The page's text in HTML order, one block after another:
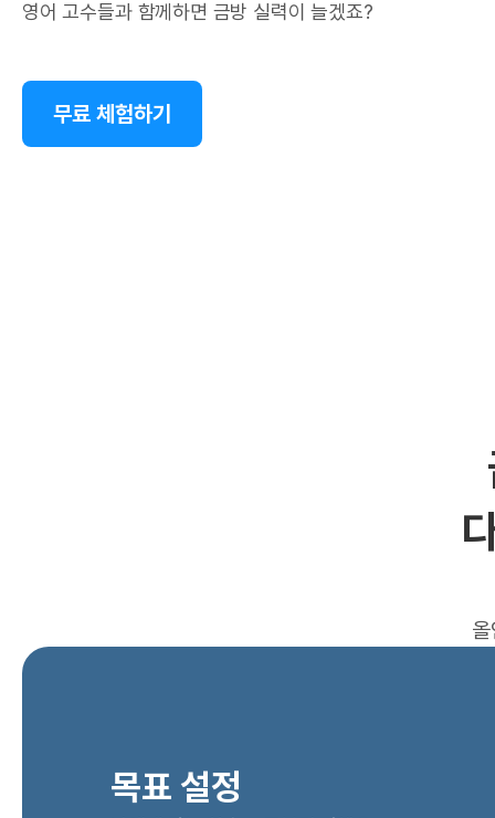
영어 고수들과 함께하면 금방 실력이 늘겠죠?
무료 체험하기
목표 설정